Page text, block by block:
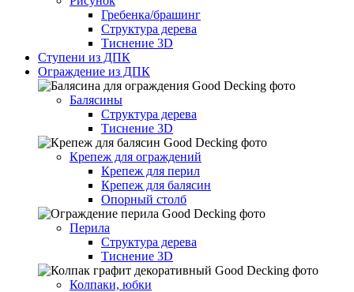
Гребенка/брашинг
Структура дерева
Тиснение 3D
Ступени из ДПК
Ограждение из ДПК
Балясины
Структура дерева
Тиснение 3D
Крепеж для ограждений
Крепеж для перил
Крепеж для балясин
Опорный столб
Перила
Структура дерева
Тиснение 3D
Колпаки, юбки